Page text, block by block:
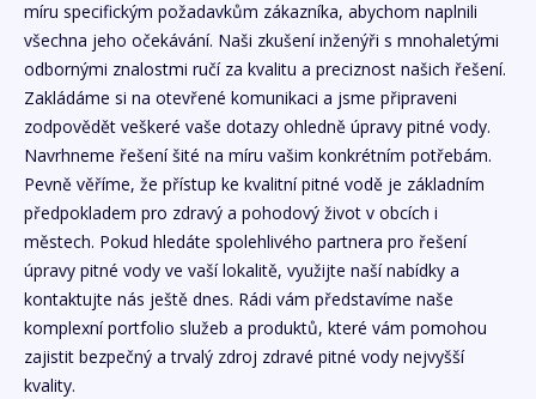
míru specifickým požadavkům zákazníka, abychom naplnili
všechna jeho očekávání. Naši zkušení inženýři s mnohaletými
odbornými znalostmi ručí za kvalitu a preciznost našich řešení.
Zakládáme si na otevřené komunikaci a jsme připraveni
zodpovědět veškeré vaše dotazy ohledně úpravy pitné vody.
Navrhneme řešení šité na míru vašim konkrétním potřebám.
Pevně věříme, že přístup ke kvalitní pitné vodě je základním
předpokladem pro zdravý a pohodový život v obcích i
městech. Pokud hledáte spolehlivého partnera pro řešení
úpravy pitné vody ve vaší lokalitě, využijte naší nabídky a
kontaktujte nás ještě dnes. Rádi vám představíme naše
komplexní portfolio služeb a produktů, které vám pomohou
zajistit bezpečný a trvalý zdroj zdravé pitné vody nejvyšší
kvality.